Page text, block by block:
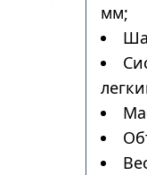
мм;